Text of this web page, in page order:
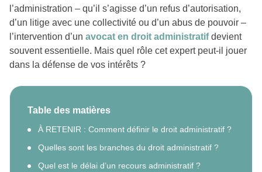
l’administration – qu’il s’agisse d’un refus d’autorisation,
d’un litige avec une collectivité ou d’un abus de pouvoir –
l’intervention d’un avocat en droit administratifdevient
souvent essentielle. Mais quel rôle cet expert peut-il jouer
dans la défense de vos intérêts ?
Table des matières
À RETENIR : Comment définir le droit administratif ?
Quelles sont les branches du droit administratif ?
Quel est le délai d’un recours administratif ?